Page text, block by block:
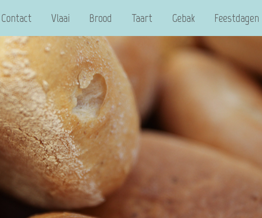
Contact Vlaai Brood Taart Gebak Feestdagen